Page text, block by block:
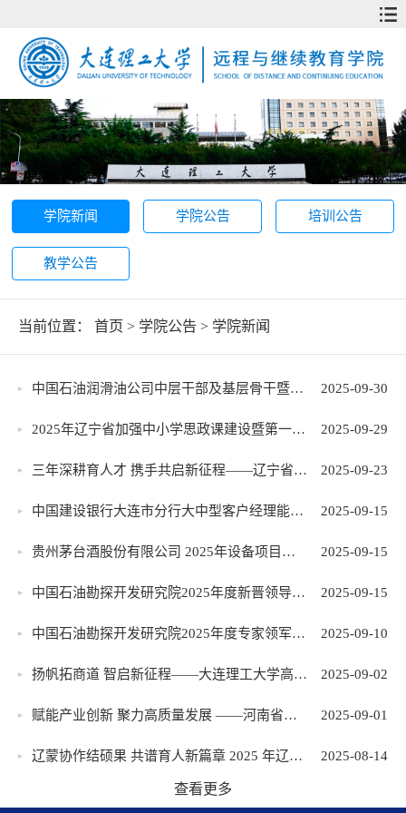
学院新闻 学院公告 培训公告
教学公告
当前位置： 首页 > 学院公告 > 学院新闻
2025-09-30
中国石油润滑油公司中层干部及基层骨干暨企业家人才赋能提升培训班在我校圆满结业
2025-09-29
2025年辽宁省加强中小学思政课建设暨第一期大思政课建设专题培训班在大连理工大学举办
2025-09-23
三年深耕育人才 携手共启新征程——辽宁省烟草行业营销专业领域校企合作培训班圆满结业
2025-09-15
中国建设银行大连市分行大中型客户经理能力提升培训班圆满收官
2025-09-15
贵州茅台酒股份有限公司 2025年设备项目管理提升培训班在我校圆满落幕
2025-09-15
中国石油勘探开发研究院2025年度新晋领导人员管理能力提升培训班在我校成功举办
2025-09-10
中国石油勘探开发研究院2025年度专家领军能力提升培训班在大连理工大学圆满落幕
2025-09-02
扬帆拓商道 智启新征程——大连理工大学高级商学班（第六期）宣讲会圆满举行
2025-09-01
赋能产业创新 聚力高质量发展 ——河南省化工新材料产业创新赋能培训班在大连理工大学成功举办
2025-08-14
辽蒙协作结硕果 共谱育人新篇章 2025 年辽宁省职业院校教师素质提高计划培训项目——中职院校专业带头人访学研修圆满收官
查看更多